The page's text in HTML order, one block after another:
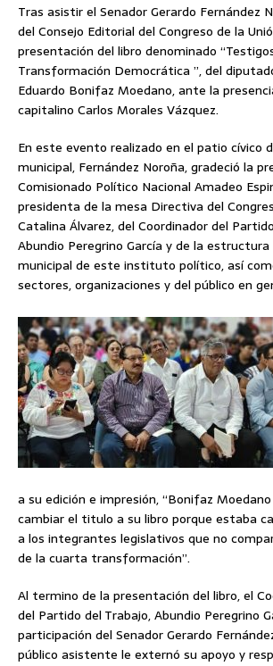
Tras asistir el Senador Gerardo Fernández
del Consejo Editorial del Congreso de la
presentación del libro denominado
Transformación Democrática ”, del
Eduardo Bonifaz Moedano, ante la
capitalino Carlos Morales Vázquez.
En este evento realizado en el patio cívico
municipal, Fernández Noroña, gradeció la
Comisionado Político Nacional Amadeo
presidenta de la mesa Directiva del
Catalina Álvarez, del Coordinador del
Abundio Peregrino García y de la
municipal de este instituto político, así
sectores, organizaciones y del público en
a su edición e impresión, “Bonifaz
cambiar el titulo a su libro porque estaba
a los integrantes legislativos que no
de la cuarta transformación”.
Al termino de la presentación del libro, el
del Partido del Trabajo, Abundio Peregrino
participación del Senador Gerardo
público asistente le externó su apoyo y